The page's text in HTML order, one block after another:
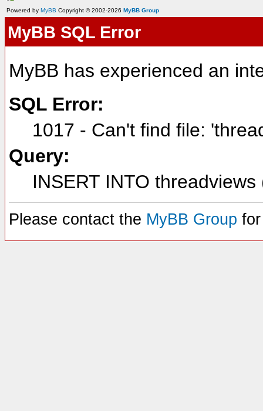
Powered by MyBB Copyright © 2002-2026 MyBB Group
MyBB SQL Error
MyBB has experienced an
SQL Error:
1017 - Can't find file:
Query:
INSERT INTO
Please contact the MyBB Group